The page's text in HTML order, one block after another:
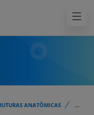
ANATÔMICAS
...